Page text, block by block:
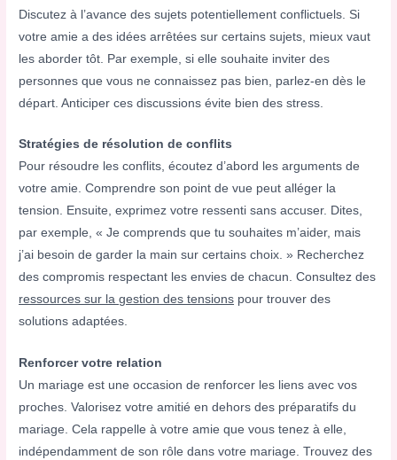
Discutez à l’avance des sujets potentiellement conflictuels. Si
votre amie a des idées arrêtées sur certains sujets, mieux vaut
les aborder tôt. Par exemple, si elle souhaite inviter des
personnes que vous ne connaissez pas bien, parlez-en dès le
départ. Anticiper ces discussions évite bien des stress.
Stratégies de résolution de conflits
Pour résoudre les conflits, écoutez d’abord les arguments de
votre amie. Comprendre son point de vue peut alléger la
tension. Ensuite, exprimez votre ressenti sans accuser. Dites,
par exemple, « Je comprends que tu souhaites m’aider, mais
j’ai besoin de garder la main sur certains choix. » Recherchez
des compromis respectant les envies de chacun. Consultez des
ressources sur la gestion des tensions pour trouver des
solutions adaptées.
Renforcer votre relation
Un mariage est une occasion de renforcer les liens avec vos
proches. Valorisez votre amitié en dehors des préparatifs du
mariage. Cela rappelle à votre amie que vous tenez à elle,
indépendamment de son rôle dans votre mariage. Trouvez des